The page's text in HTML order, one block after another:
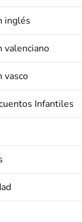
inglés
valenciano
vasco
Infantiles